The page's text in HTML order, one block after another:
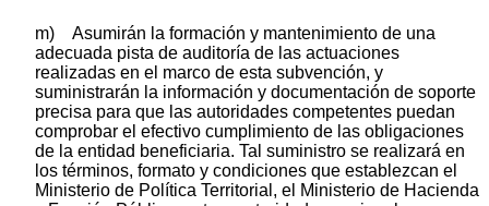
m) Asumirán la formación y mantenimiento de una
adecuada pista de auditoría de las actuaciones
realizadas en el marco de esta subvención, y
suministrarán la información y documentación de soporte
precisa para que las autoridades competentes puedan
comprobar el efectivo cumplimiento de las obligaciones
de la entidad beneficiaria. Tal suministro se realizará en
los términos, formato y condiciones que establezcan el
Ministerio de Política Territorial, el Ministerio de Hacienda